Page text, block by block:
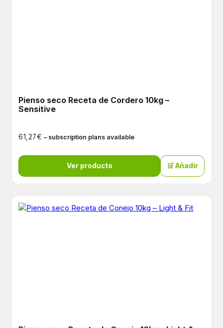
Pienso seco Receta de Cordero 10kg –
Sensitive
61,27€ – subscription plans available
Ver producto 🛒 Añadir